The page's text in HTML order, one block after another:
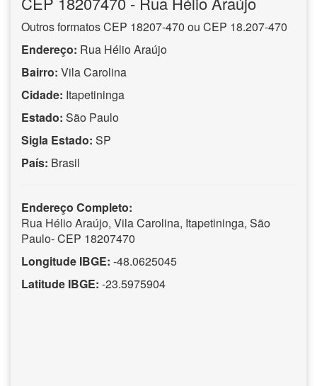
Outros formatos CEP 18207-470 ou CEP 18.207-470
Endereço: Rua Hélio Araújo
Bairro: Vila Carolina
Cidade: Itapetininga
Estado: São Paulo
Sigla Estado: SP
País: Brasil
Endereço Completo:
Rua Hélio Araújo, Vila Carolina, Itapetininga, São
Paulo- CEP 18207470
Longitude IBGE: -48.0625045
Latitude IBGE: -23.5975904